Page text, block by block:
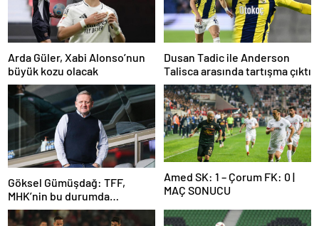
Arda Güler, Xabi Alonso’nun
büyük kozu olacak
Dusan Tadic ile Anderson
Talisca arasında tartışma çıktı
Göksel Gümüşdağ: TFF,
MHK’nin bu durumda
olmasının sorumlusudur
Amed SK: 1 – Çorum FK: 0 |
MAÇ SONUCU